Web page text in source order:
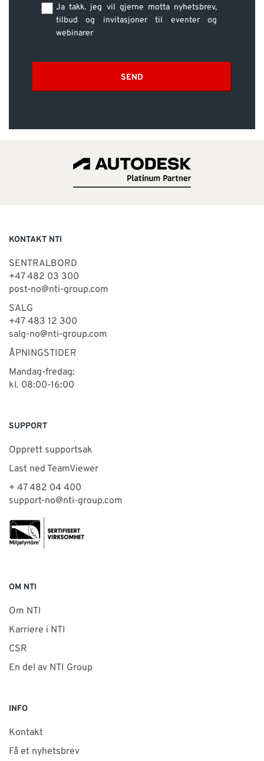
Ja takk. jeg vil gjerne motta nyhetsbrev,
tilbud og invitasjoner til eventer og
webinarer
SEND
KONTAKT NTI
SENTRALBORD
+47 482 03 300
post-no@nti-group.com
SALG
+47 483 12 300
salg-no@nti-group.com
ÅPNINGSTIDER
Mandag-fredag:
kl. 08:00-16:00
SUPPORT
Opprett supportsak
Last ned TeamViewer
+ 47 482 04 400
support-no@nti-group.com
OM NTI
Om NTI
Karriere i NTI
CSR
En del av NTI Group
INFO
Kontakt
Få et nyhetsbrev